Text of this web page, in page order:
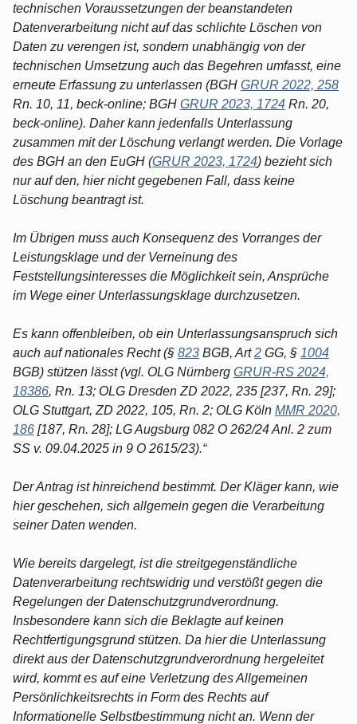
technischen Voraussetzungen der beanstandeten
Datenverarbeitung nicht auf das schlichte Löschen von
Daten zu verengen ist, sondern unabhängig von der
technischen Umsetzung auch das Begehren umfasst, eine
erneute Erfassung zu unterlassen (BGH GRUR 2022, 258
Rn. 10, 11, beck-online; BGH GRUR 2023, 1724 Rn. 20,
beck-online). Daher kann jedenfalls Unterlassung
zusammen mit der Löschung verlangt werden. Die Vorlage
des BGH an den EuGH (GRUR 2023, 1724) bezieht sich
nur auf den, hier nicht gegebenen Fall, dass keine
Löschung beantragt ist.
Im Übrigen muss auch Konsequenz des Vorranges der
Leistungsklage und der Verneinung des
Feststellungsinteresses die Möglichkeit sein, Ansprüche
im Wege einer Unterlassungsklage durchzusetzen.
Es kann offenbleiben, ob ein Unterlassungsanspruch sich
auch auf nationales Recht (§ 823 BGB, Art2 GG, § 1004
BGB) stützen lässt (vgl. OLG Nürnberg GRUR-RS 2024,
18386, Rn. 13; OLG Dresden ZD 2022, 235 [237, Rn. 29];
OLG Stuttgart, ZD 2022, 105, Rn. 2; OLG Köln MMR 2020,
186 [187, Rn. 28]; LG Augsburg 082 O 262/24 Anl. 2 zum
SS v. 09.04.2025 in 9 O 2615/23).“
Der Antrag ist hinreichend bestimmt. Der Kläger kann, wie
hier geschehen, sich allgemein gegen die Verarbeitung
seiner Daten wenden.
Wie bereits dargelegt, ist die streitgegenständliche
Datenverarbeitung rechtswidrig und verstößt gegen die
Regelungen der Datenschutzgrundverordnung.
Insbesondere kann sich die Beklagte auf keinen
Rechtfertigungsgrund stützen. Da hier die Unterlassung
direkt aus der Datenschutzgrundverordnung hergeleitet
wird, kommt es auf eine Verletzung des Allgemeinen
Persönlichkeitsrechts in Form des Rechts auf
Informationelle Selbstbestimmung nicht an. Wenn der